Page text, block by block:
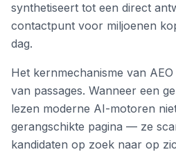
synthetiseert tot een direct
contactpunt voor miljoenen
dag.
Het kernmechanisme van
van passages. Wanneer een
lezen moderne AI-motoren
gerangschikte pagina — ze
kandidaten op zoek naar op